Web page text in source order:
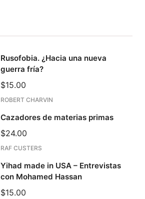
Rusofobia. ¿Hacia una nueva
guerra fría?
$15.00
ROBERT CHARVIN
Cazadores de materias primas
$24.00
RAF CUSTERS
Yihad made in USA – Entrevistas
con Mohamed Hassan
$15.00